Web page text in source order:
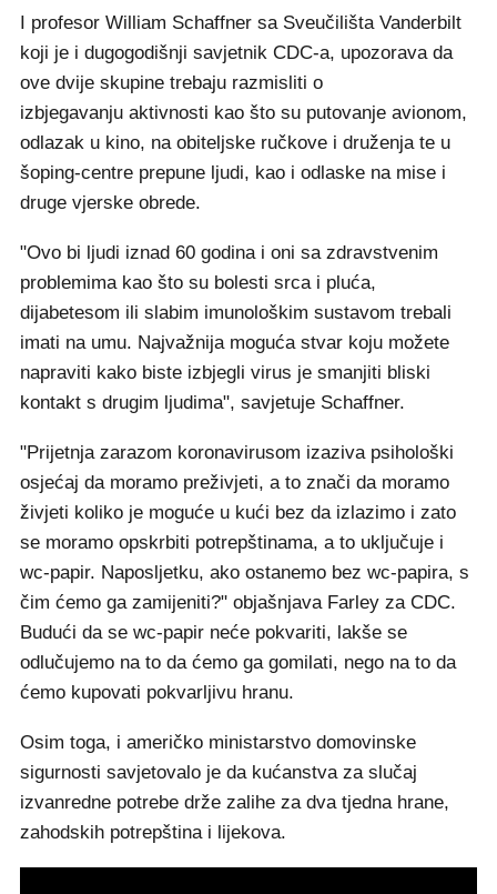
I profesor William Schaffner sa Sveučilišta Vanderbilt
koji je i dugogodišnji savjetnik CDC-a, upozorava da
ove dvije skupine trebaju razmisliti o
izbjegavanju aktivnosti kao što su putovanje avionom,
odlazak u kino, na obiteljske ručkove i druženja te u
šoping-centre prepune ljudi, kao i odlaske na mise i
druge vjerske obrede.
"Ovo bi ljudi iznad 60 godina i oni sa zdravstvenim
problemima kao što su bolesti srca i pluća,
dijabetesom ili slabim imunološkim sustavom trebali
imati na umu. Najvažnija moguća stvar koju možete
napraviti kako biste izbjegli virus je smanjiti bliski
kontakt s drugim ljudima", savjetuje Schaffner.
"Prijetnja zarazom koronavirusom izaziva psihološki
osjećaj da moramo preživjeti, a to znači da moramo
živjeti koliko je moguće u kući bez da izlazimo i zato
se moramo opskrbiti potrepštinama, a to uključuje i
wc-papir. Naposljetku, ako ostanemo bez wc-papira, s
čim ćemo ga zamijeniti?" objašnjava Farley za CDC.
Budući da se wc-papir neće pokvariti, lakše se
odlučujemo na to da ćemo ga gomilati, nego na to da
ćemo kupovati pokvarljivu hranu.
Osim toga, i američko ministarstvo domovinske
sigurnosti savjetovalo je da kućanstva za slučaj
izvanredne potrebe drže zalihe za dva tjedna hrane,
zahodskih potrepština i lijekova.